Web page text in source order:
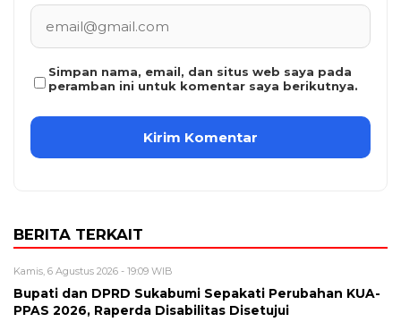
Simpan nama, email, dan situs web saya pada
peramban ini untuk komentar saya berikutnya.
BERITA TERKAIT
Kamis, 6 Agustus 2026 - 19:09 WIB
Bupati dan DPRD Sukabumi Sepakati Perubahan KUA-
PPAS 2026, Raperda Disabilitas Disetujui